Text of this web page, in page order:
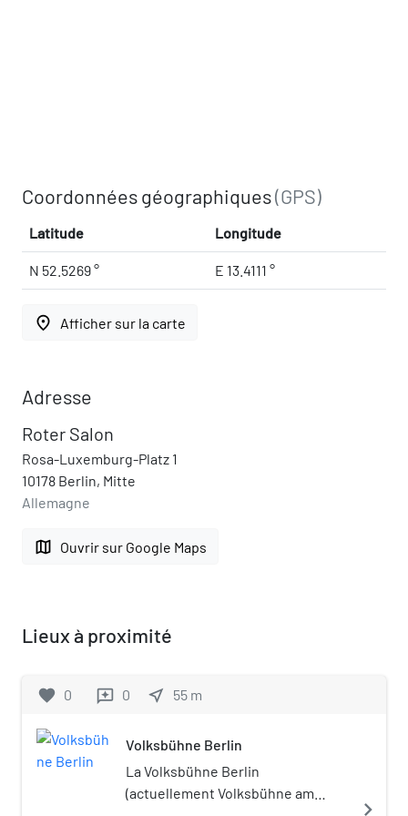
Coordonnées géographiques(GPS)
Latitude Longitude
N 52.5269 ° E 13.4111 °
place Afficher sur la carte
Adresse
Roter Salon
Rosa-Luxemburg-Platz 1
10178 Berlin, Mitte
Allemagne
map Ouvrir sur Google Maps
Lieux à proximité
favorite 0 reviews 0 near_me 55 m
Volksbühne Berlin
La Volksbühne Berlin
(actuellement Volksbühne am
navigate_next